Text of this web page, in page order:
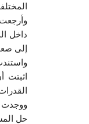
داخل
إلى
ووجدت
حل